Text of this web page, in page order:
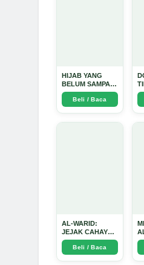
HIJAB YANG
BELUM SAMPAI
KE HATI: Ketika
Cinta Seorang
Ustadz Menjadi
Beli / Baca
AL-WARID:
JEJAK CAHAYA
DI ANTARA DUA
ZAMAN - Arda
Dinata
Beli / Baca